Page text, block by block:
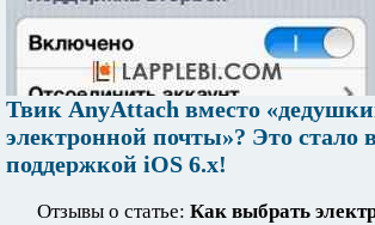
Твик AnyAttach вместо
электронной почты»? Это стало
поддержкой iOS 6.x!
Отзывы о статье: Как выбрать